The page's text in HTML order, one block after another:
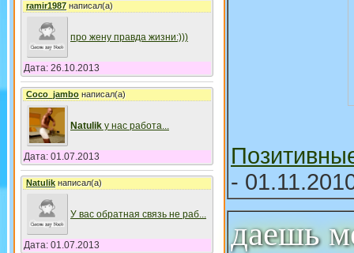
ramir1987написал(а)
про жену правда жизни:)))
Дата: 26.10.2013
Coco_jambo написал(а)
Natulik у нас работа...
Дата: 01.07.2013
Natulikнаписал(а)
У вас обратная связь не раб...
Дата: 01.07.2013
-
даешь